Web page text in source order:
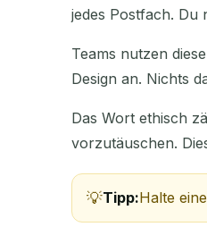
jedes Postfach. Du
Teams nutzen
Design an. Nichts
Das Wort ethisch
vorzutäuschen.
Tipp:Halte